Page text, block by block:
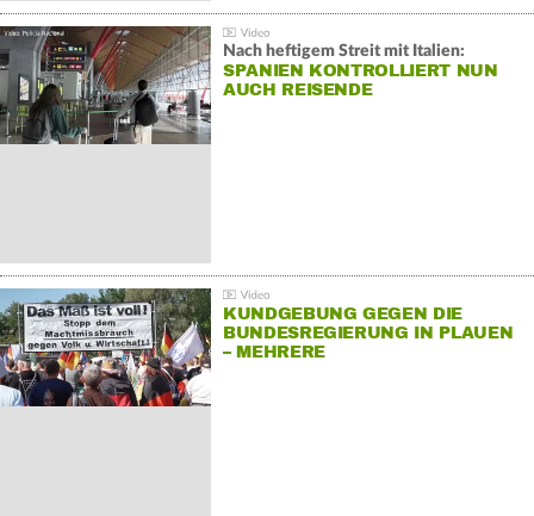
Nach heftigem Streit mit Italien:
SPANIEN KONTROLLIERT NUN
AUCH REISENDE
KUNDGEBUNG GEGEN DIE
BUNDESREGIERUNG IN PLAUEN
– MEHRERE